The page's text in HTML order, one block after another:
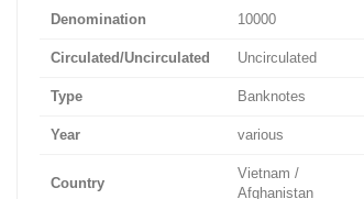
Denomination 10000
Circulated/Uncirculated Uncirculated
Type Banknotes
Year various
Country
Vietnam /
Afghanistan